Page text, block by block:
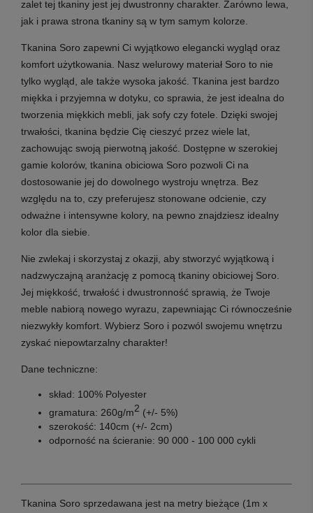
zalet tej tkaniny jest jej dwustronny charakter. Zarówno lewa,
jak i prawa strona tkaniny są w tym samym kolorze.
Tkanina Soro zapewni Ci wyjątkowo elegancki wygląd oraz
komfort użytkowania. Nasz welurowy materiał Soro to nie
tylko wygląd, ale także wysoka jakość. Tkanina jest bardzo
miękka i przyjemna w dotyku, co sprawia, że jest idealna do
tworzenia miękkich mebli, jak sofy czy fotele. Dzięki swojej
trwałości, tkanina będzie Cię cieszyć przez wiele lat,
zachowując swoją pierwotną jakość. Dostępne w szerokiej
gamie kolorów, tkanina obiciowa Soro pozwoli Ci na
dostosowanie jej do dowolnego wystroju wnętrza. Bez
względu na to, czy preferujesz stonowane odcienie, czy
odważne i intensywne kolory, na pewno znajdziesz idealny
kolor dla siebie.
Nie zwlekaj i skorzystaj z okazji, aby stworzyć wyjątkową i
nadzwyczajną aranżację z pomocą tkaniny obiciowej Soro.
Jej miękkość, trwałość i dwustronność sprawią, że Twoje
meble nabiorą nowego wyrazu, zapewniając Ci równocześnie
niezwykły komfort. Wybierz Soro i pozwól swojemu wnętrzu
zyskać niepowtarzalny charakter!
Dane techniczne:
skład: 100% Polyester
gramatura: 260g/m2 (+/- 5%)
szerokość: 140cm (+/- 2cm)
odporność na ścieranie: 90 000 - 100 000 cykli
Tkanina Soro sprzedawana jest na metry bieżące (1m x